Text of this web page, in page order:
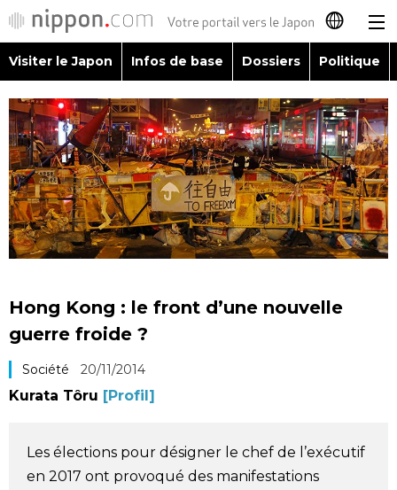
日本語
English
简体字
繁體字
Español
Visiter le Japon
Infos de base
Politique
Économie
Culture
Visiter le Japon Infos de base Dossiers Politique
Hong Kong : le front d’une nouvelle
guerre froide ?
Société 20/11/2014
Kurata Tôru [Profil]
Les élections pour désigner le chef de l’exécutif
en 2017 ont provoqué des manifestations